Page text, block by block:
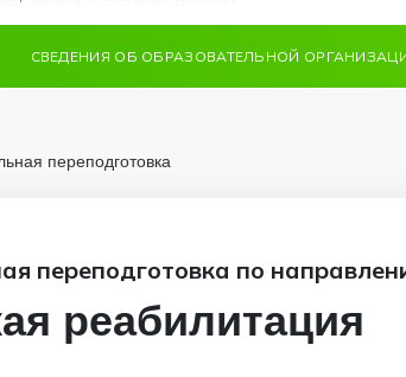
СВЕДЕНИЯ ОБ ОБРАЗОВАТЕЛЬНОЙ
переподготовка
переподготовка по
реабилитация